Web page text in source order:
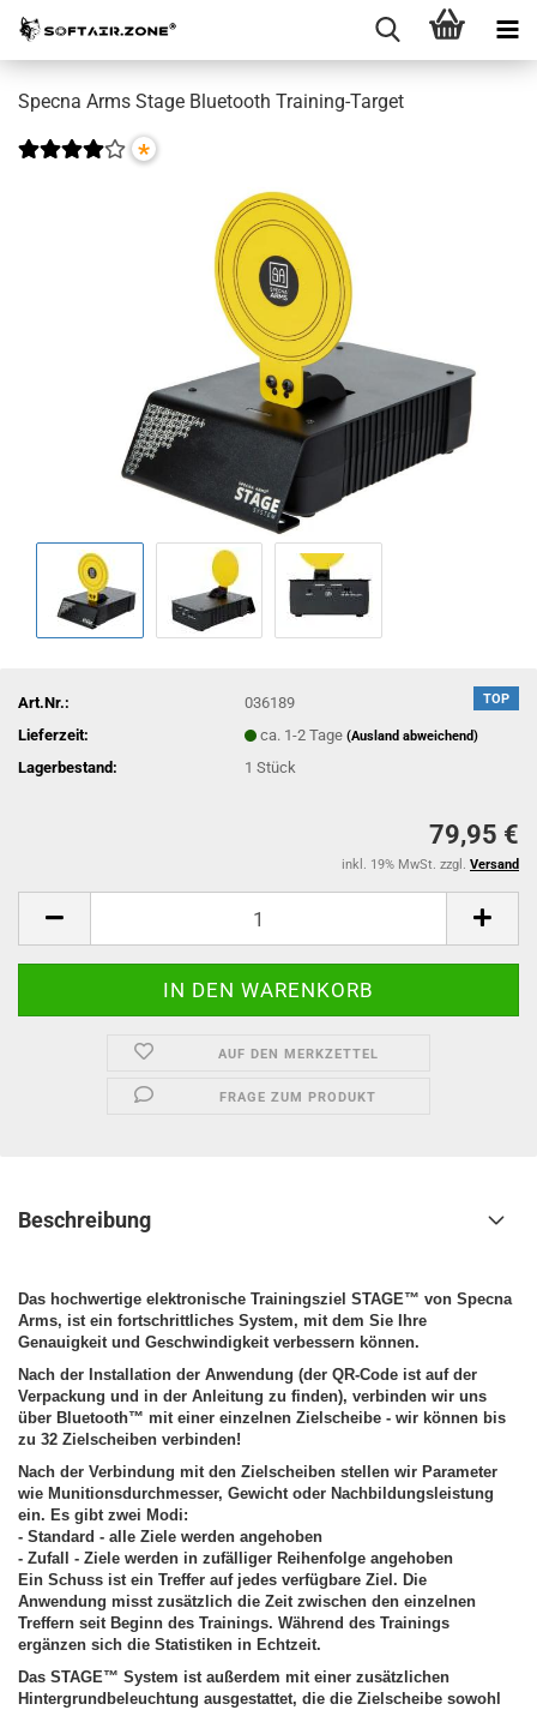
Specna Arms Stage Bluetooth Training-Target
*
TOP
Art.Nr.:
036189
Lieferzeit:
ca. 1-2 Tage(Ausland abweichend)
Lagerbestand: 1Stück
79,95 €
inkl. 19% MwSt. zzgl. Versand
AUF DEN MERKZETTEL
FRAGE ZUM PRODUKT
Beschreibung
Das hochwertige elektronische Trainingsziel STAGE™ von Specna
Arms, ist ein fortschrittliches System, mit dem Sie Ihre
Genauigkeit und Geschwindigkeit verbessern können.
Nach der Installation der Anwendung (der QR-Code ist auf der
Verpackung und in der Anleitung zu finden), verbinden wir uns
über Bluetooth™ mit einer einzelnen Zielscheibe - wir können bis
zu 32 Zielscheiben verbinden!
Nach der Verbindung mit den Zielscheiben stellen wir Parameter
wie Munitionsdurchmesser, Gewicht oder Nachbildungsleistung
ein. Es gibt zwei Modi:
- Standard - alle Ziele werden angehoben
- Zufall - Ziele werden in zufälliger Reihenfolge angehoben
Ein Schuss ist ein Treffer auf jedes verfügbare Ziel. Die
Anwendung misst zusätzlich die Zeit zwischen den einzelnen
Treffern seit Beginn des Trainings. Während des Trainings
ergänzen sich die Statistiken in Echtzeit.
Das STAGE™ System ist außerdem mit einer zusätzlichen
Hintergrundbeleuchtung ausgestattet, die die Zielscheibe sowohl